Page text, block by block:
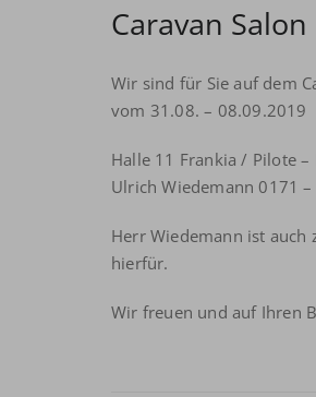
Caravan
Wir sind für Sie auf dem
vom 31.08. – 08.09.2019
Halle 11 Frankia / Pilote –
Ulrich Wiedemann 0171
Herr Wiedemann ist auch
hierfür.
Wir freuen und auf Ihren